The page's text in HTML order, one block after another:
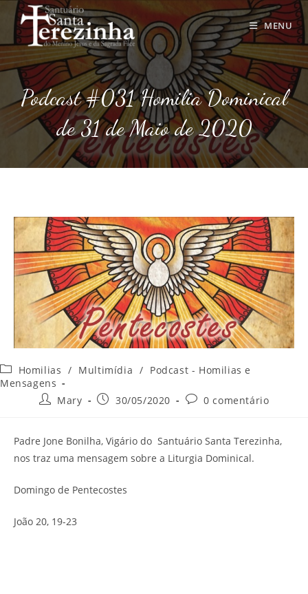
para
o
conteúdo
MENU
Podcast #031 Homilia Dominical
de 31 de Maio de 2020
Categoria
do
Homilias / Multimídia / Podcast - Homilias e
Mensagens
AutorMary
Post30/05/2020
Comentários
0 comentário
Padre Jone Bonilha, Vigário do Santuário Santa Terezinha,
nos traz uma mensagem sobre a Liturgia Dominical.
Domingo de Pentecostes
João 20, 19-23